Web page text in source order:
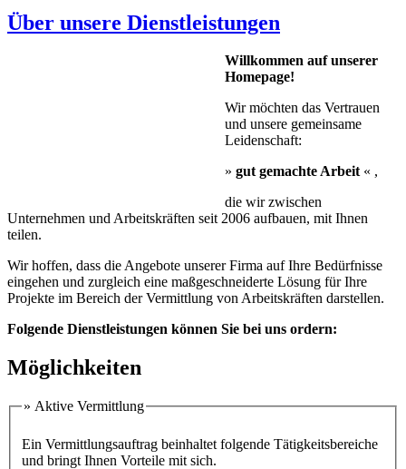
Über unsere Dienstleistungen
Willkommen auf unserer
Homepage!
Wir möchten das Vertrauen
und unsere gemeinsame
Leidenschaft:
» gut gemachte Arbeit « ,
die wir zwischen
Unternehmen und Arbeitskräften seit 2006 aufbauen, mit Ihnen
teilen.
Wir hoffen, dass die Angebote unserer Firma auf Ihre Bedürfnisse
eingehen und zurgleich eine maßgeschneiderte Lösung für Ihre
Projekte im Bereich der Vermittlung von Arbeitskräften darstellen.
Folgende Dienstleistungen können Sie bei uns ordern:
Möglichkeiten
» Aktive Vermittlung
Ein Vermittlungsauftrag beinhaltet folgende Tätigkeitsbereiche
und bringt Ihnen Vorteile mit sich.